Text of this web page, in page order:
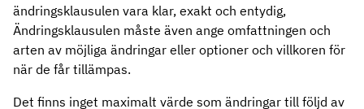
ändringsklausulen vara klar, exakt och entydig,
Ändringsklausulen måste även ange omfattningen och
arten av möjliga ändringar eller optioner och villkoren för
när de får tillämpas.
Det finns inget maximalt värde som ändringar till följd av